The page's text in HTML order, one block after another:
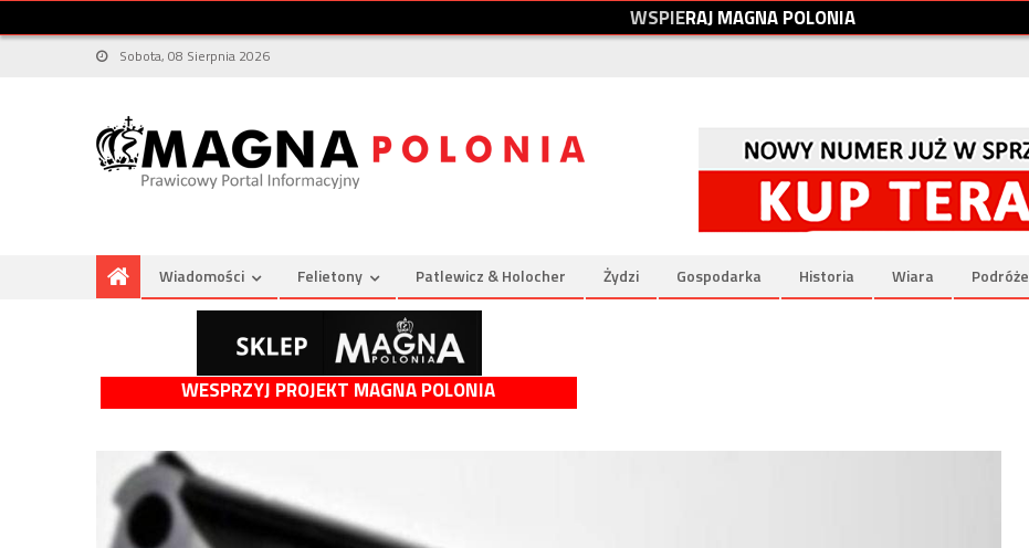
WSPIERAJMAGNAPOLONIA
Sobota, 08 Sierpnia 2026
Wiadomości Felietony Patlewicz & Holocher Żydzi Gospodarka Historia Wiara Podróże
WESPRZYJ PROJEKT MAGNA POLONIA